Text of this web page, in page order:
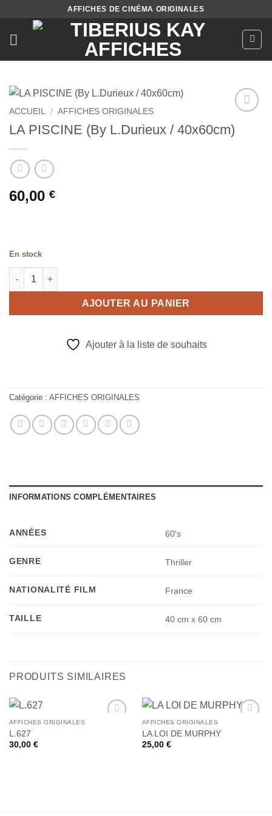
contenu
AFFICHES DE CINÉMA ORIGINALES
Ajouter
à la liste
ACCUEIL / AFFICHES ORIGINALES
LA PISCINE (By L.Durieux / 40x60cm)
60,00 €
En stock
quantité de LA PISCINE (By L.Durieux / 40x60cm)
AJOUTER AU PANIER
Ajouter à la liste de souhaits
Catégorie : AFFICHES ORIGINALES
INFORMATIONS COMPLÉMENTAIRES
ANNÉES 60's
GENRE Thriller
NATIONALITÉ FILM France
TAILLE 40 cm x 60 cm
PRODUITS SIMILAIRES
AFFICHES ORIGINALES
L.627
30,00 €
AFFICHES ORIGINALES
LA LOI DE MURPHY
25,00 €